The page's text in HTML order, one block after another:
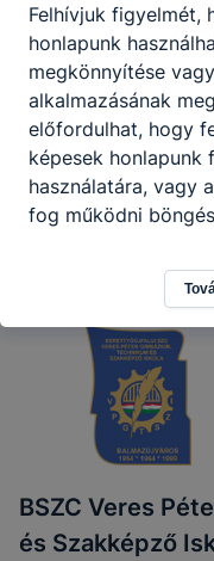
BSZC Veres
és Szakképző
Felhívjuk figyelmét,
honlapunk
megkönnyítése
alkalmazásának
előfordulhat, hogy
képesek honlapunk
használatára, vagy
fog működni